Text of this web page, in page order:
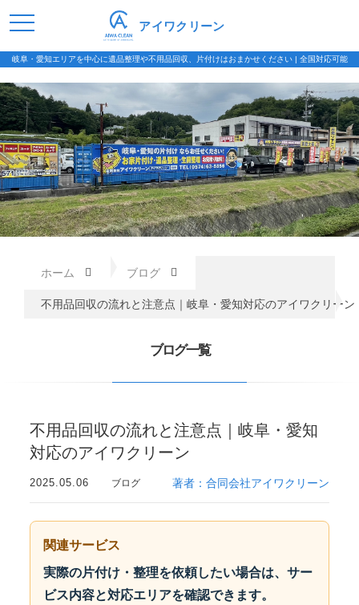
岐阜・愛知エリアを中心に遺品整理や不用品回収、片付けはおまかせください | 全国対応可能
アイワクリーン
ホーム ブログ
不用品回収の流れと注意点｜岐阜・愛知対応のアイワクリーン
ブログ一覧
不用品回収の流れと注意点｜岐阜・愛知
対応のアイワクリーン
2025.05.06 ブログ 著者：合同会社アイワクリーン
関連サービス
実際の片付け・整理を依頼したい場合は、サー
ビス内容と対応エリアを確認できます。